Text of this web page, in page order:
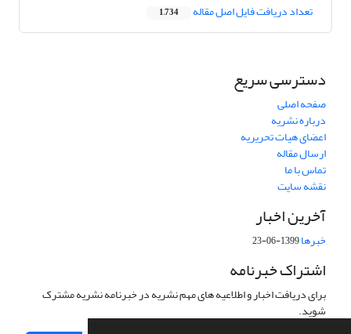
تعداد دریافت فایل اصل مقاله 1,734
دسترسی سریع
صفحه اصلی
درباره نشریه
اعضای هیات تحریریه
ارسال مقاله
تماس با ما
نقشه سایت
آخرین اخبار
خبرها1399-06-23
اشتراک خبرنامه
برای دریافت اخبار و اطلاعیه های مهم نشریه در خبرنامه نشریه مشترک
شوید.